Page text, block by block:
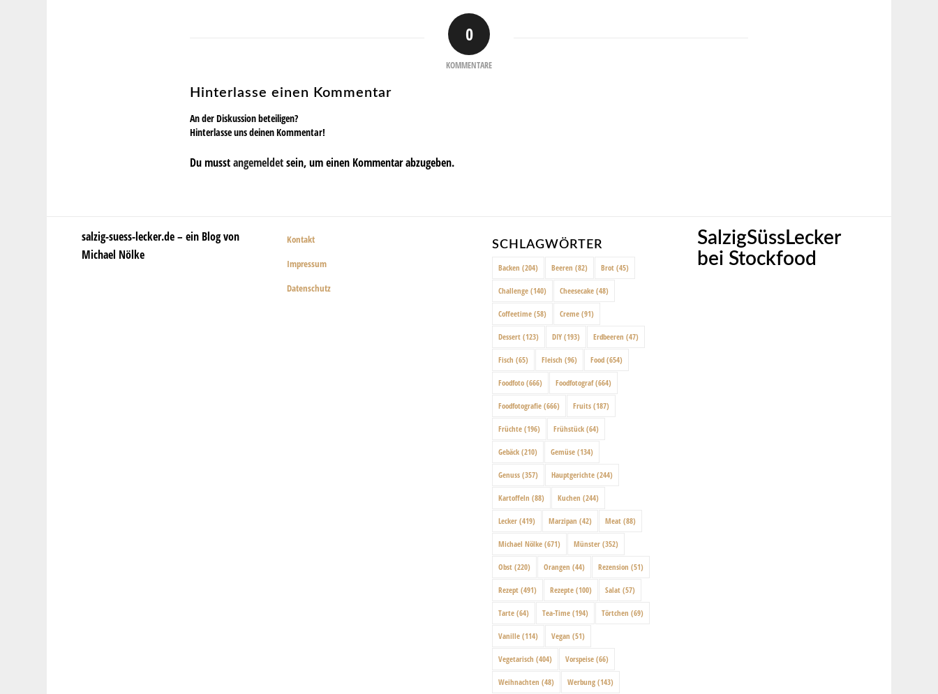
0
KOMMENTARE
Hinterlasse einen Kommentar
An der Diskussion beteiligen?
Hinterlasse uns deinen Kommentar!
Du musstangemeldetsein, um einen Kommentar abzugeben.
salzig-suess-lecker.de – ein Blog von
Michael Nölke
Kontakt
Impressum
Datenschutz
SCHLAGWÖRTER
Backen (204) Beeren (82) Brot (45)
Challenge (140) Cheesecake (48)
Coffeetime (58) Creme (91)
Dessert (123) DIY (193) Erdbeeren (47)
Fisch (65) Fleisch (96) Food (654)
Foodfoto (666) Foodfotograf(664)
Foodfotografie (666) Fruits (187)
Früchte (196) Frühstück (64)
Gebäck (210) Gemüse (134)
Genuss (357) Hauptgerichte (244)
Kartoffeln (88) Kuchen (244)
Lecker (419) Marzipan (42) Meat (88)
Michael Nölke (671) Münster (352)
Obst (220) Orangen (44) Rezension (51)
Rezept (491) Rezepte (100) Salat (57)
Tarte (64) Tea-Time (194) Törtchen (69)
Vanille (114) Vegan (51)
Vegetarisch (404) Vorspeise (66)
Weihnachten (48) Werbung (143)
SalzigSüssLecker
bei Stockfood